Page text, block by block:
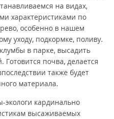
на видах,
характеристиками по
особенно в нашем
уходу, подкормке, поливу.
в парке, высадить
Готовится почва, делается
также будет
материала.
экологи кардинально
высаживаемых